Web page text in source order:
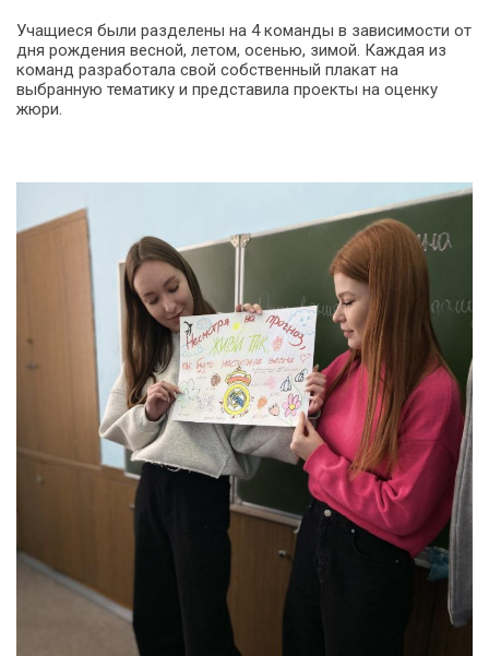
Учащиеся были разделены на 4 команды в зависимости от
дня рождения весной, летом, осенью, зимой. Каждая из
команд разработала свой собственный плакат на
выбранную тематику и представила проекты на оценку
жюри.